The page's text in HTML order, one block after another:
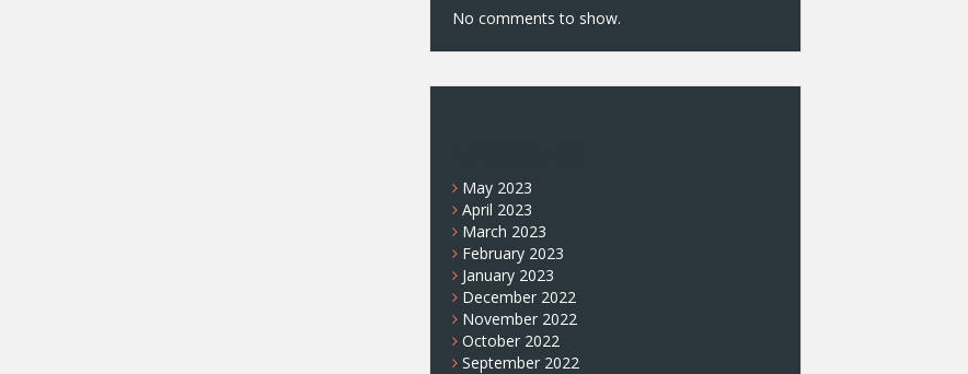
No comments to show.
May 2023
April 2023
March 2023
February 2023
January 2023
December 2022
November 2022
October 2022
September 2022